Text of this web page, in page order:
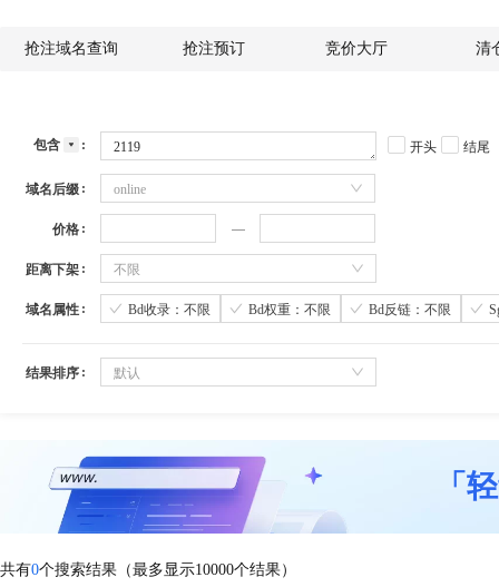
抢注域名查询 抢注预订 竞价大厅 清
包含 开头 结尾
域名后缀 online
价格
距离下架 不限
域名属性 Bd收录：不限 Bd权重：不限 Bd反链：不限
结果排序 默认
「
共有0个搜索结果（最多显示10000个结果）